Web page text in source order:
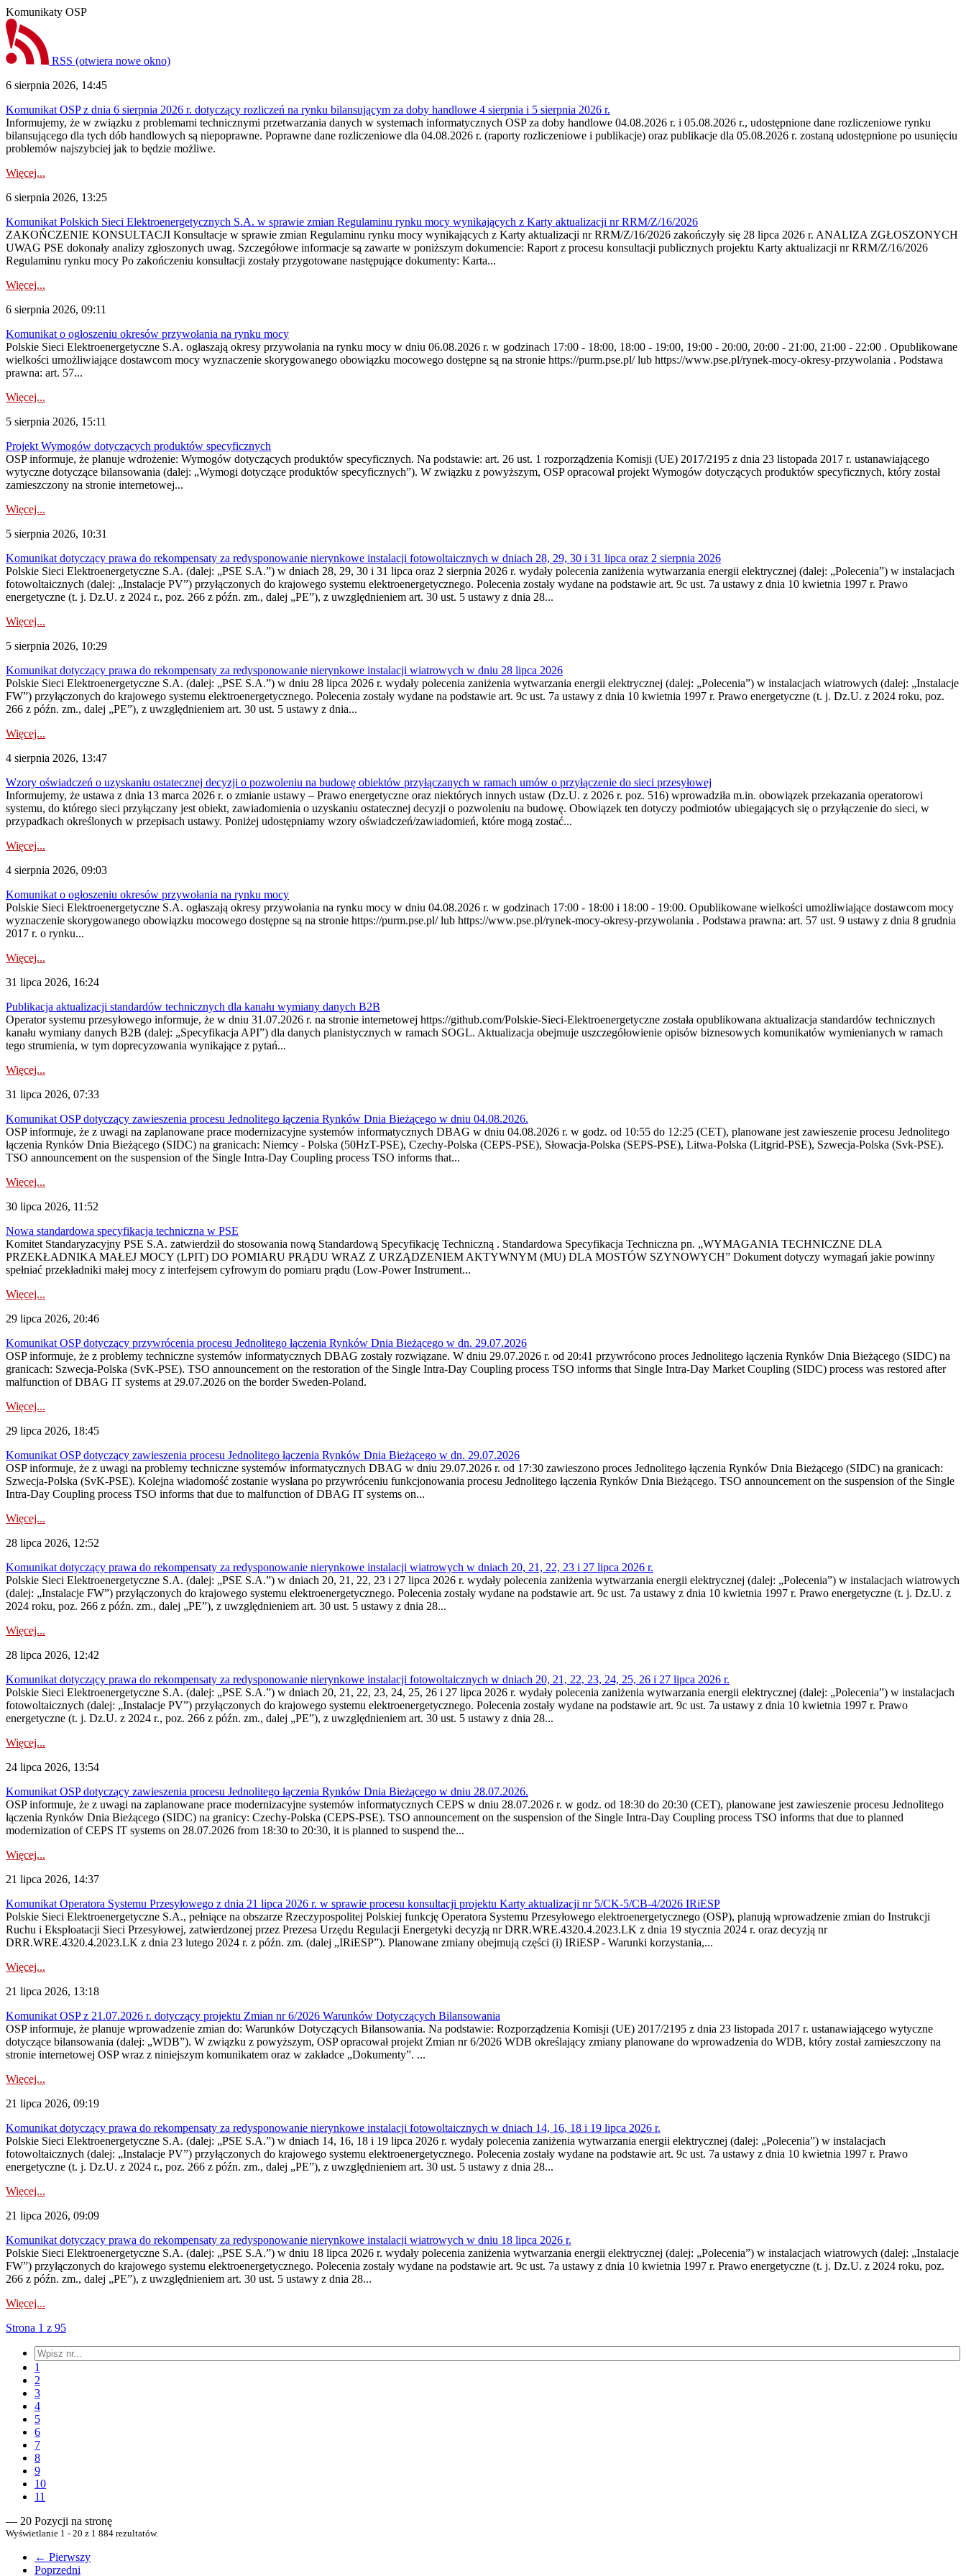
Komunikaty OSP
RSS (otwiera nowe okno)
6 sierpnia 2026, 14:45
Komunikat OSP z dnia 6 sierpnia 2026 r. dotyczący rozliczeń na rynku bilansującym za doby handlowe 4 sierpnia i 5 sierpnia 2026 r.
Informujemy, że w związku z problemami technicznymi przetwarzania danych w systemach informatycznych OSP za doby handlowe 04.08.2026 r. i 05.08.2026 r., udostępnione dane rozliczeniowe rynku
bilansującego dla tych dób handlowych są niepoprawne. Poprawne dane rozliczeniowe dla 04.08.2026 r. (raporty rozliczeniowe i publikacje) oraz publikacje dla 05.08.2026 r. zostaną udostępnione po usunięciu
problemów najszybciej jak to będzie możliwe.
Więcej...
6 sierpnia 2026, 13:25
Komunikat Polskich Sieci Elektroenergetycznych S.A. w sprawie zmian Regulaminu rynku mocy wynikających z Karty aktualizacji nr RRM/Z/16/2026
ZAKOŃCZENIE KONSULTACJI Konsultacje w sprawie zmian Regulaminu rynku mocy wynikających z Karty aktualizacji nr RRM/Z/16/2026 zakończyły się 28 lipca 2026 r. ANALIZA ZGŁOSZONYCH
UWAG PSE dokonały analizy zgłoszonych uwag. Szczegółowe informacje są zawarte w poniższym dokumencie: Raport z procesu konsultacji publicznych projektu Karty aktualizacji nr RRM/Z/16/2026
Regulaminu rynku mocy Po zakończeniu konsultacji zostały przygotowane następujące dokumenty: Karta...
Więcej...
6 sierpnia 2026, 09:11
Komunikat o ogłoszeniu okresów przywołania na rynku mocy
Polskie Sieci Elektroenergetyczne S.A. ogłaszają okresy przywołania na rynku mocy w dniu 06.08.2026 r. w godzinach 17:00 - 18:00, 18:00 - 19:00, 19:00 - 20:00, 20:00 - 21:00, 21:00 - 22:00 . Opublikowane
wielkości umożliwiające dostawcom mocy wyznaczenie skorygowanego obowiązku mocowego dostępne są na stronie https://purm.pse.pl/ lub https://www.pse.pl/rynek-mocy-okresy-przywolania . Podstawa
prawna: art. 57...
Więcej...
5 sierpnia 2026, 15:11
Projekt Wymogów dotyczących produktów specyficznych
OSP informuje, że planuje wdrożenie: Wymogów dotyczących produktów specyficznych. Na podstawie: art. 26 ust. 1 rozporządzenia Komisji (UE) 2017/2195 z dnia 23‍ listopada 2017 r. ustanawiającego
wytyczne dotyczące bilansowania (dalej: „Wymogi dotyczące produktów specyficznych”). W związku z powyższym, OSP opracował projekt Wymogów dotyczących produktów specyficznych, który został
zamieszczony na stronie internetowej...
Więcej...
5 sierpnia 2026, 10:31
Komunikat dotyczący prawa do rekompensaty za redysponowanie nierynkowe instalacji fotowoltaicznych w dniach 28, 29, 30 i 31 lipca oraz 2 sierpnia 2026
Polskie Sieci Elektroenergetyczne S.A. (dalej: „PSE S.A.”) w dniach 28, 29, 30 i 31 lipca oraz 2 sierpnia 2026 r. wydały polecenia zaniżenia wytwarzania energii elektrycznej (dalej: „Polecenia”) w instalacjach
fotowoltaicznych (dalej: „Instalacje PV”) przyłączonych do krajowego systemu elektroenergetycznego. Polecenia zostały wydane na podstawie art. 9c ust. 7a ustawy z dnia 10 kwietnia 1997 r. Prawo
energetyczne (t. j. Dz.U. z 2024 r., poz. 266 z późn. zm., dalej „PE”), z uwzględnieniem art. 30 ust. 5 ustawy z dnia 28...
Więcej...
5 sierpnia 2026, 10:29
Komunikat dotyczący prawa do rekompensaty za redysponowanie nierynkowe instalacji wiatrowych w dniu 28 lipca 2026
Polskie Sieci Elektroenergetyczne S.A. (dalej: „PSE S.A.”) w dniu 28 lipca 2026 r. wydały polecenia zaniżenia wytwarzania energii elektrycznej (dalej: „Polecenia”) w instalacjach wiatrowych (dalej: „Instalacje
FW”) przyłączonych do krajowego systemu elektroenergetycznego. Polecenia zostały wydane na podstawie art. 9c ust. 7a ustawy z dnia 10 kwietnia 1997 r. Prawo energetyczne (t. j. Dz.U. z 2024 roku, poz.
266 z późn. zm., dalej „PE”), z uwzględnieniem art. 30 ust. 5 ustawy z dnia...
Więcej...
4 sierpnia 2026, 13:47
Wzory oświadczeń o uzyskaniu ostatecznej decyzji o pozwoleniu na budowę obiektów przyłączanych w ramach umów o przyłączenie do sieci przesyłowej
Informujemy, że ustawa z dnia 13 marca 2026 r. o zmianie ustawy – Prawo energetyczne oraz niektórych innych ustaw (Dz.U. z 2026 r. poz. 516) wprowadziła m.in. obowiązek przekazania operatorowi
systemu, do którego sieci przyłączany jest obiekt, zawiadomienia o uzyskaniu ostatecznej decyzji o pozwoleniu na budowę. Obowiązek ten dotyczy podmiotów ubiegających się o przyłączenie do sieci, w
przypadkach określonych w przepisach ustawy. Poniżej udostępniamy wzory oświadczeń/zawiadomień, które mogą zostać...
Więcej...
4 sierpnia 2026, 09:03
Komunikat o ogłoszeniu okresów przywołania na rynku mocy
Polskie Sieci Elektroenergetyczne S.A. ogłaszają okresy przywołania na rynku mocy w dniu 04.08.2026 r. w godzinach 17:00 - 18:00 i 18:00 - 19:00. Opublikowane wielkości umożliwiające dostawcom mocy
wyznaczenie skorygowanego obowiązku mocowego dostępne są na stronie https://purm.pse.pl/ lub https://www.pse.pl/rynek-mocy-okresy-przywolania . Podstawa prawna: art. 57 ust. 9 ustawy z dnia 8 grudnia
2017 r. o rynku...
Więcej...
31 lipca 2026, 16:24
Publikacja aktualizacji standardów technicznych dla kanału wymiany danych B2B
Operator systemu przesyłowego informuje, że w dniu 31.07.2026 r. na stronie internetowej https://github.com/Polskie-Sieci-Elektroenergetyczne została opublikowana aktualizacja standardów technicznych
kanału wymiany danych B2B (dalej: „Specyfikacja API”) dla danych planistycznych w ramach SOGL. Aktualizacja obejmuje uszczegółowienie opisów biznesowych komunikatów wymienianych w ramach
tego strumienia, w tym doprecyzowania wynikające z pytań...
Więcej...
31 lipca 2026, 07:33
Komunikat OSP dotyczący zawieszenia procesu Jednolitego łączenia Rynków Dnia Bieżącego w dniu 04.08.2026.
OSP informuje, że z uwagi na zaplanowane prace modernizacyjne systemów informatycznych DBAG w dniu 04.08.2026 r. w godz. od 10:55 do 12:25 (CET), planowane jest zawieszenie procesu Jednolitego
łączenia Rynków Dnia Bieżącego (SIDC) na granicach: Niemcy - Polska (50HzT-PSE), Czechy-Polska (CEPS-PSE), Słowacja-Polska (SEPS-PSE), Litwa-Polska (Litgrid-PSE), Szwecja-Polska (Svk-PSE).
TSO announcement on the suspension of the Single Intra-Day Coupling process TSO informs that...
Więcej...
30 lipca 2026, 11:52
Nowa standardowa specyfikacja techniczna w PSE
Komitet Standaryzacyjny PSE S.A. zatwierdził do stosowania nową Standardową Specyfikację Techniczną . Standardowa Specyfikacja Techniczna pn. „WYMAGANIA TECHNICZNE DLA
PRZEKŁADNIKA MAŁEJ MOCY (LPIT) DO POMIARU PRĄDU WRAZ Z URZĄDZENIEM AKTYWNYM (MU) DLA MOSTÓW SZYNOWYCH” Dokument dotyczy wymagań jakie powinny
spełniać przekładniki małej mocy z interfejsem cyfrowym do pomiaru prądu (Low-Power Instrument...
Więcej...
29 lipca 2026, 20:46
Komunikat OSP dotyczący przywrócenia procesu Jednolitego łączenia Rynków Dnia Bieżącego w dn. 29.07.2026
OSP informuje, że z problemy techniczne systemów informatycznych DBAG zostały rozwiązane. W dniu 29.07.2026 r. od 20:41 przywrócono proces Jednolitego łączenia Rynków Dnia Bieżącego (SIDC) na
granicach: Szwecja-Polska (SvK-PSE). TSO announcement on the restoration of the Single Intra-Day Coupling process TSO informs that Single Intra-Day Market Coupling (SIDC) process was restored after
malfunction of DBAG IT systems at 29.07.2026 on the border Sweden-Poland.
Więcej...
29 lipca 2026, 18:45
Komunikat OSP dotyczący zawieszenia procesu Jednolitego łączenia Rynków Dnia Bieżącego w dn. 29.07.2026
OSP informuje, że z uwagi na problemy techniczne systemów informatycznych DBAG w dniu 29.07.2026 r. od 17:30 zawieszono proces Jednolitego łączenia Rynków Dnia Bieżącego (SIDC) na granicach:
Szwecja-Polska (SvK-PSE). Kolejna wiadomość zostanie wysłana po przywróceniu funkcjonowania procesu Jednolitego łączenia Rynków Dnia Bieżącego. TSO announcement on the suspension of the Single
Intra-Day Coupling process TSO informs that due to malfunction of DBAG IT systems on...
Więcej...
28 lipca 2026, 12:52
Komunikat dotyczący prawa do rekompensaty za redysponowanie nierynkowe instalacji wiatrowych w dniach 20, 21, 22, 23 i 27 lipca 2026 r.
Polskie Sieci Elektroenergetyczne S.A. (dalej: „PSE S.A.”) w dniach 20, 21, 22, 23 i 27 lipca 2026 r. wydały polecenia zaniżenia wytwarzania energii elektrycznej (dalej: „Polecenia”) w instalacjach wiatrowych
(dalej: „Instalacje FW”) przyłączonych do krajowego systemu elektroenergetycznego. Polecenia zostały wydane na podstawie art. 9c ust. 7a ustawy z dnia 10 kwietnia 1997 r. Prawo energetyczne (t. j. Dz.U. z
2024 roku, poz. 266 z późn. zm., dalej „PE”), z uwzględnieniem art. 30 ust. 5 ustawy z dnia 28...
Więcej...
28 lipca 2026, 12:42
Komunikat dotyczący prawa do rekompensaty za redysponowanie nierynkowe instalacji fotowoltaicznych w dniach 20, 21, 22, 23, 24, 25, 26 i 27 lipca 2026 r.
Polskie Sieci Elektroenergetyczne S.A. (dalej: „PSE S.A.”) w dniach 20, 21, 22, 23, 24, 25, 26 i 27 lipca 2026 r. wydały polecenia zaniżenia wytwarzania energii elektrycznej (dalej: „Polecenia”) w instalacjach
fotowoltaicznych (dalej: „Instalacje PV”) przyłączonych do krajowego systemu elektroenergetycznego. Polecenia zostały wydane na podstawie art. 9c ust. 7a ustawy z dnia 10 kwietnia 1997 r. Prawo
energetyczne (t. j. Dz.U. z 2024 r., poz. 266 z późn. zm., dalej „PE”), z uwzględnieniem art. 30 ust. 5 ustawy z dnia 28...
Więcej...
24 lipca 2026, 13:54
Komunikat OSP dotyczący zawieszenia procesu Jednolitego łączenia Rynków Dnia Bieżącego w dniu 28.07.2026.
OSP informuje, że z uwagi na zaplanowane prace modernizacyjne systemów informatycznych CEPS w dniu 28.07.2026 r. w godz. od 18:30 do 20:30 (CET), planowane jest zawieszenie procesu Jednolitego
łączenia Rynków Dnia Bieżącego (SIDC) na granicy: Czechy-Polska (CEPS-PSE). TSO announcement on the suspension of the Single Intra-Day Coupling process TSO informs that due to planned
modernization of CEPS IT systems on 28.07.2026 from 18:30 to 20:30, it is planned to suspend the...
Więcej...
21 lipca 2026, 14:37
Komunikat Operatora Systemu Przesyłowego z dnia 21 lipca 2026 r. w sprawie procesu konsultacji projektu Karty aktualizacji nr 5/CK-5/CB-4/2026 IRiESP
Polskie Sieci Elektroenergetyczne S.A., pełniące na obszarze Rzeczypospolitej Polskiej funkcję Operatora Systemu Przesyłowego elektroenergetycznego (OSP), planują wprowadzenie zmian do Instrukcji
Ruchu i Eksploatacji Sieci Przesyłowej, zatwierdzonej przez Prezesa Urzędu Regulacji Energetyki decyzją nr DRR.WRE.4320.4.2023.LK z dnia 19 stycznia 2024 r. oraz decyzją nr
DRR.WRE.4320.4.2023.LK z dnia 23 lutego 2024 r. z późn. zm. (dalej „IRiESP”). Planowane zmiany obejmują części (i) IRiESP - Warunki korzystania,...
Więcej...
21 lipca 2026, 13:18
Komunikat OSP z 21.07.2026 r. dotyczący projektu Zmian nr 6/2026 Warunków Dotyczących Bilansowania
OSP informuje, że planuje wprowadzenie zmian do: Warunków Dotyczących Bilansowania. Na podstawie: Rozporządzenia Komisji (UE) 2017/2195 z dnia 23‍ listopada 2017 r. ustanawiającego wytyczne
dotyczące bilansowania (dalej: „WDB”). W związku z powyższym, OSP opracował projekt Zmian nr 6/2026 WDB określający zmiany planowane do wprowadzenia do WDB, który został zamieszczony na
stronie internetowej OSP wraz z niniejszym komunikatem oraz w zakładce „Dokumenty”. ...
Więcej...
21 lipca 2026, 09:19
Komunikat dotyczący prawa do rekompensaty za redysponowanie nierynkowe instalacji fotowoltaicznych w dniach 14, 16, 18 i 19 lipca 2026 r.
Polskie Sieci Elektroenergetyczne S.A. (dalej: „PSE S.A.”) w dniach 14, 16, 18 i 19 lipca 2026 r. wydały polecenia zaniżenia wytwarzania energii elektrycznej (dalej: „Polecenia”) w instalacjach
fotowoltaicznych (dalej: „Instalacje PV”) przyłączonych do krajowego systemu elektroenergetycznego. Polecenia zostały wydane na podstawie art. 9c ust. 7a ustawy z dnia 10 kwietnia 1997 r. Prawo
energetyczne (t. j. Dz.U. z 2024 r., poz. 266 z późn. zm., dalej „PE”), z uwzględnieniem art. 30 ust. 5 ustawy z dnia 28...
Więcej...
21 lipca 2026, 09:09
Komunikat dotyczący prawa do rekompensaty za redysponowanie nierynkowe instalacji wiatrowych w dniu 18 lipca 2026 r.
Polskie Sieci Elektroenergetyczne S.A. (dalej: „PSE S.A.”) w dniu 18 lipca 2026 r. wydały polecenia zaniżenia wytwarzania energii elektrycznej (dalej: „Polecenia”) w instalacjach wiatrowych (dalej: „Instalacje
FW”) przyłączonych do krajowego systemu elektroenergetycznego. Polecenia zostały wydane na podstawie art. 9c ust. 7a ustawy z dnia 10 kwietnia 1997 r. Prawo energetyczne (t. j. Dz.U. z 2024 roku, poz.
266 z późn. zm., dalej „PE”), z uwzględnieniem art. 30 ust. 5 ustawy z dnia 28...
Więcej...
Strona 1 z 95
1
2
3
4
5
6
7
8
9
10
11
— 20 Pozycji na stronę
Wyświetlanie 1 - 20 z 1 884 rezultatów.
← Pierwszy
Poprzedni